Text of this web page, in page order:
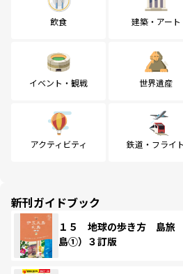
飲食 建築・アート
イベント・観戦 世界遺産
アクティビティ 鉄道・フライト
新刊ガイドブック
１５ 地球の歩き方 島旅
島①）３訂版